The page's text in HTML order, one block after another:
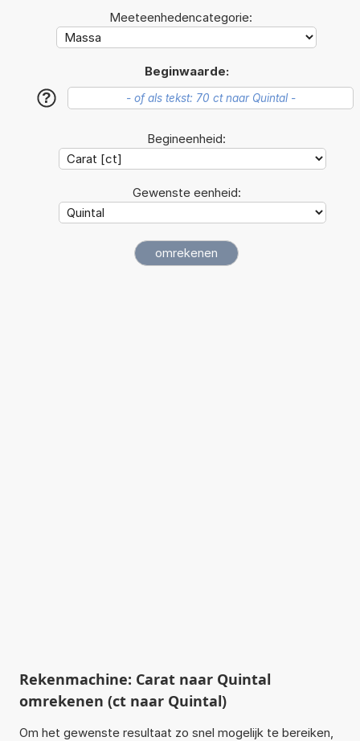
Meeteenhedencategorie:
Beginwaarde:
?
Begineenheid:
Gewenste eenheid:
Rekenmachine: Carat naar Quintal
omrekenen (ct naar Quintal)
Om het gewenste resultaat zo snel mogelijk te bereiken,